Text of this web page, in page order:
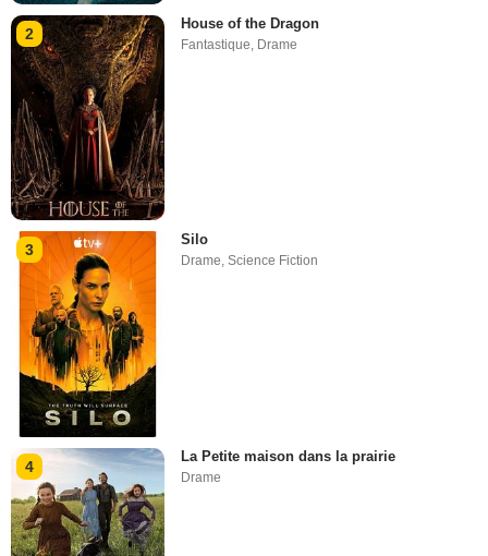
2
House of the Dragon
Fantastique, Drame
3
Silo
Drame,Science Fiction
4
La Petite maison dans la prairie
Drame